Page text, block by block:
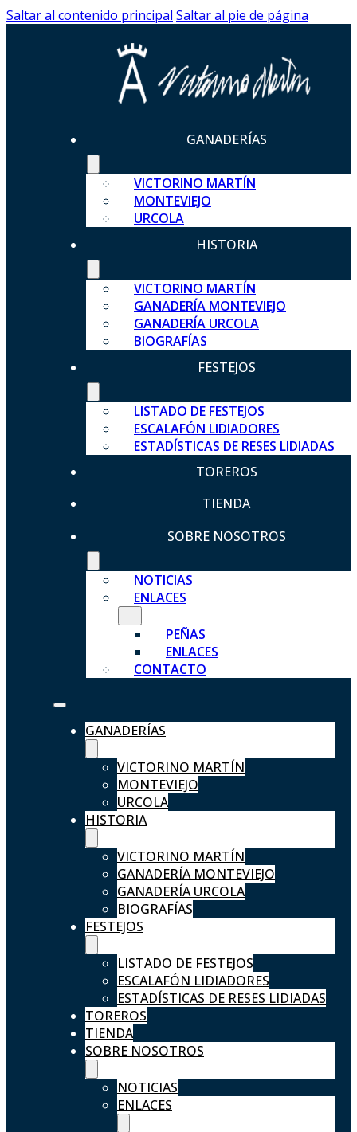
Saltar al contenido principal Saltar al pie de página
GANADERÍAS
VICTORINO MARTÍN
MONTEVIEJO
URCOLA
HISTORIA
VICTORINO MARTÍN
GANADERÍA MONTEVIEJO
GANADERÍA URCOLA
BIOGRAFÍAS
FESTEJOS
LISTADO DE FESTEJOS
ESCALAFÓN LIDIADORES
ESTADÍSTICAS DE RESES LIDIADAS
TOREROS
TIENDA
SOBRE NOSOTROS
NOTICIAS
ENLACES
PEÑAS
ENLACES
CONTACTO
GANADERÍAS
VICTORINO MARTÍN
MONTEVIEJO
URCOLA
HISTORIA
VICTORINO MARTÍN
GANADERÍA MONTEVIEJO
GANADERÍA URCOLA
BIOGRAFÍAS
FESTEJOS
LISTADO DE FESTEJOS
ESCALAFÓN LIDIADORES
ESTADÍSTICAS DE RESES LIDIADAS
TOREROS
TIENDA
SOBRE NOSOTROS
NOTICIAS
ENLACES